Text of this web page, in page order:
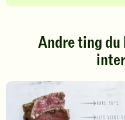
av
stjerner.
gi
vurdering.
Andre ting du